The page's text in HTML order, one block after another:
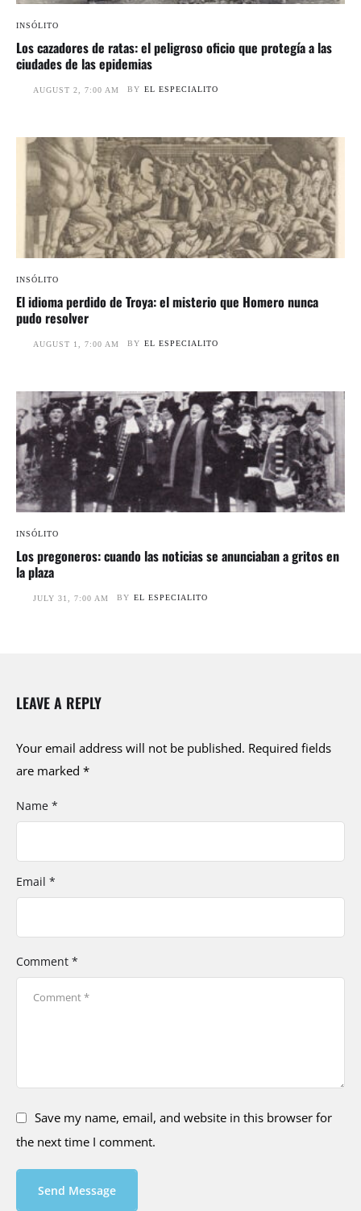
INSÓLITO
Los cazadores de ratas: el peligroso oficio que protegía a las
ciudades de las epidemias
AUGUST 2, 7:00 AM BY EL ESPECIALITO
INSÓLITO
El idioma perdido de Troya: el misterio que Homero nunca
pudo resolver
AUGUST 1, 7:00 AM BY EL ESPECIALITO
INSÓLITO
Los pregoneros: cuando las noticias se anunciaban a gritos en
la plaza
JULY 31, 7:00 AM BY EL ESPECIALITO
LEAVE A REPLY
Your email address will not be published. Required fields
are marked *
Comment *
Name *
Email *
Save my name, email, and website in this browser for
the next time I comment.
Send Message